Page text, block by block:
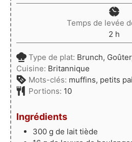
Temps de levée
2 h
Type de plat: Brunch,
Cuisine: Britannique
Mots-clés: muffins, petits
Portions: 10
Ingrédients
300 g de lait tiède